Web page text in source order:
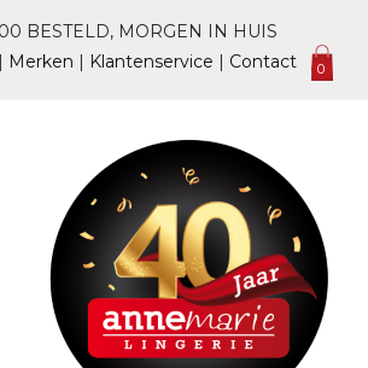
BESTELD, MORGEN IN HUIS
| Merken | Klantenservice | Contact 0